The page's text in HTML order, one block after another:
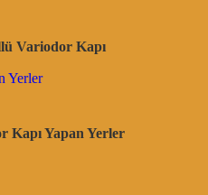
Variodor Kapı
Kapı Yapan Yerler